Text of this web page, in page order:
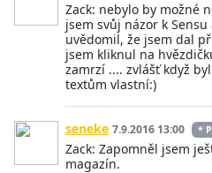
Zack: nebylo by možné
jsem svůj názor k
uvědomil, že jsem dal
jsem kliknul na
zamrzí .... zvlášť když
textům vlastní:)
seneke 7.9.2016 13:00 *
Zack: Zapomněl jsem
magazín.